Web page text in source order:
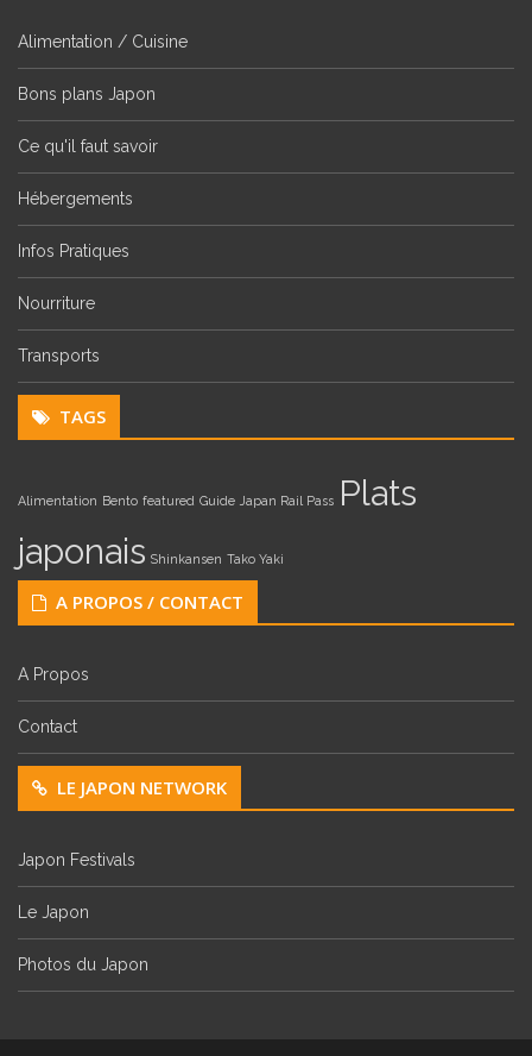
Alimentation / Cuisine
Bons plans Japon
Ce qu'il faut savoir
Hébergements
Infos Pratiques
Nourriture
Transports
TAGS
Alimentation Bento featured Guide Japan Rail Pass Plats
japonais Shinkansen Tako Yaki
A PROPOS / CONTACT
A Propos
Contact
LE JAPON NETWORK
Japon Festivals
Le Japon
Photos du Japon